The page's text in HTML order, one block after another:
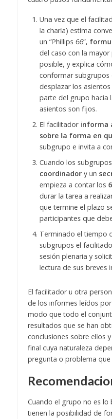
Una vez que el
la charla) estima
un “Phillips 66”,
del caso con la
posible, y explica
conformar subgrupos
desplazar los
parte del grupo hacia
asientos son fijos.
El facilitadorinforma
sobre la forma en
subgrupo e invita a
Cuando los
coordinadory un
empieza a contar los
durar la tarea a
que termine el plazo
participantes que
Terminado el tiempo
subgrupos el
sesión plenaria y
lectura de sus breves
El facilitador u otra
de los informes leídos
modo que todo el
resultados que se han
conclusiones sobre ellos
final cuya naturaleza
pregunta o problema que
Cuando el grupo no es lo
tienen la posibilidad de